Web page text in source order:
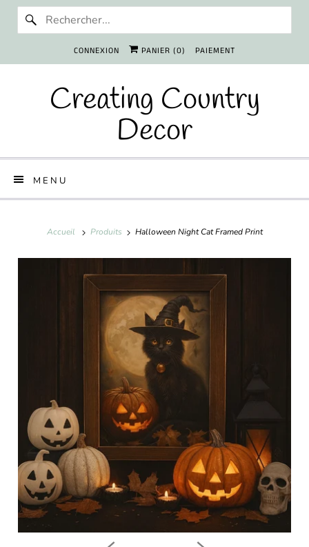
CONNEXION PANIER (0) PAIEMENT
Creating Country
Decor
MENU
Accueil Produits Halloween Night Cat Framed Print